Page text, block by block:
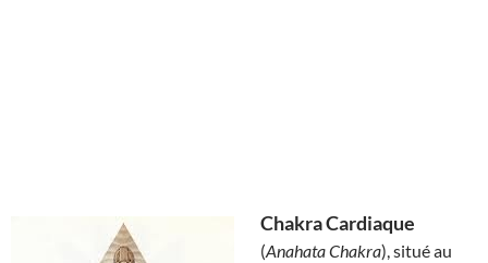
Chakra Cardiaque
(Anahata Chakra), situé au